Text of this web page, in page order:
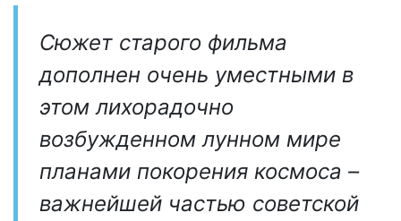
Сюжет старого фильма
дополнен очень уместными в
этом лихорадочно
возбужденном лунном мире
планами покорения космоса –
важнейшей частью советской